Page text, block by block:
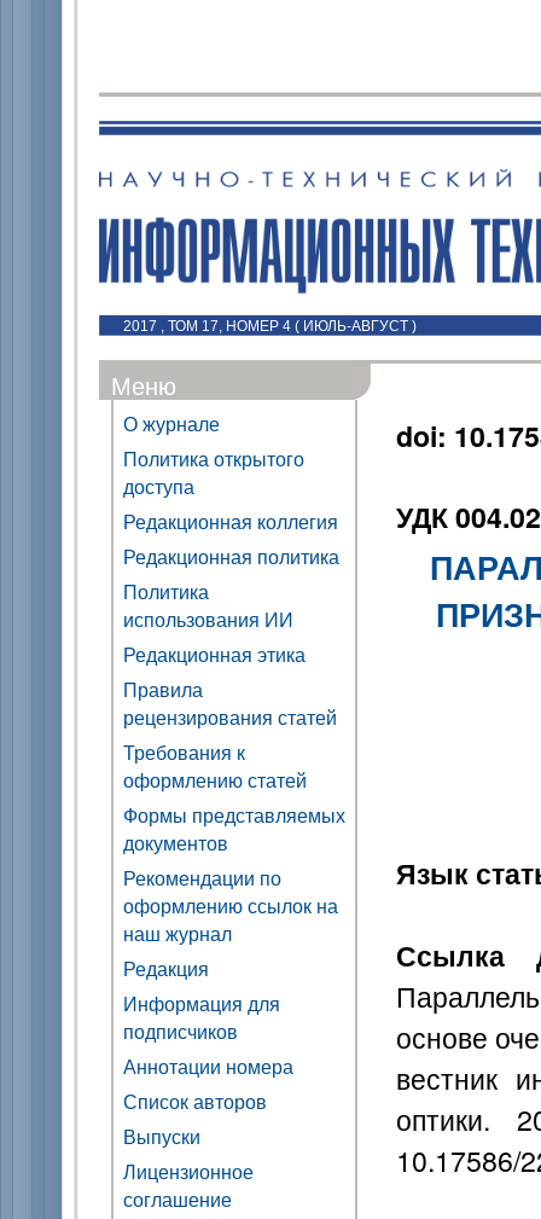
2017 , ТОМ 17, НОМЕР 4 ( ИЮЛЬ-АВГУСТ )
Меню
О журнале
Политика открытого
доступа
Редакционная коллегия
Редакционная политика
Политика
использования ИИ
Редакционная этика
Правила
рецензирования статей
Требования к
оформлению статей
Формы представляемых
документов
Рекомендации по
оформлению ссылок на
наш журнал
Редакция
Информация для
подписчиков
Аннотации номера
Список авторов
Выпуски
Лицензионное
соглашение
doi:
УДК
Язык
Ссылка
основе
вестник
10.17586/